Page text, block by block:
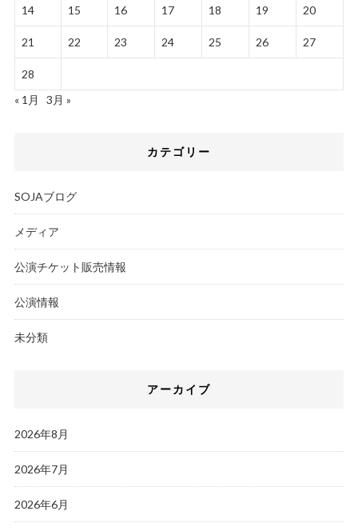
14 15 16 17 18 19 20
21 22 23 24 25 26 27
28
« 1月
3月 »
カテゴリー
SOJAブログ
メディア
公演チケット販売情報
公演情報
未分類
アーカイブ
2026年8月
2026年7月
2026年6月